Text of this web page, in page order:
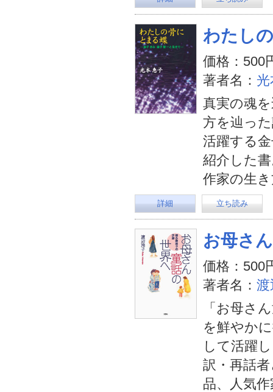
わたし
価格：500
著者名： 光
真実の魂
方を辿っ
活躍する
紹介した
作家の生
詳細 立ち読み
お母さ
価格：500
著者名： 渡
「お母さ
を鮮やか
して活躍
訳・再話
品、人気